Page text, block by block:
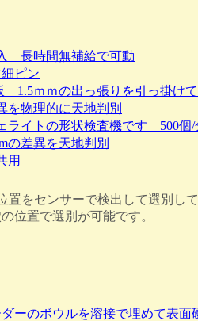
長時間無補給で可動
ピン
1.5ｍｍの出っ張りを引っ掛け
を物理的に天地判別
ライトの形状検査機です 500個/
差異を天地判別
用
をセンサーで検出して選別して
位置で選別が可能です。
ーのボウルを溶接で埋めて表面